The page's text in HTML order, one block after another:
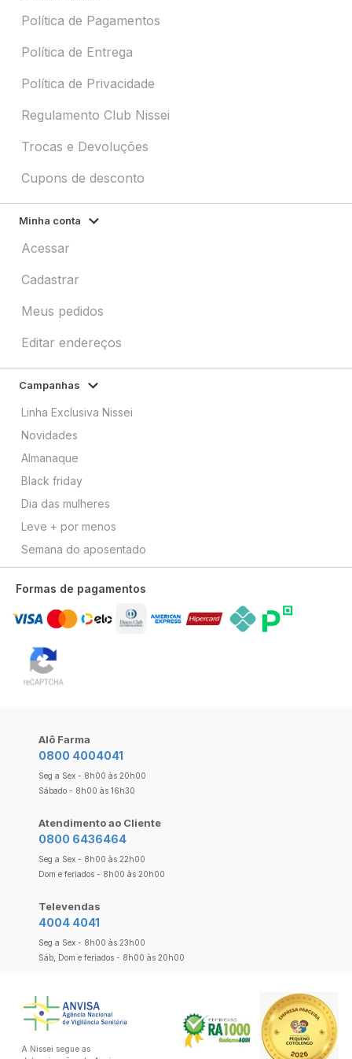
Política de Pagamentos
Política de Entrega
Política de Privacidade
Regulamento Club Nissei
Trocas e Devoluções
Cupons de desconto
Minha conta
Acessar
Cadastrar
Meus pedidos
Editar endereços
Campanhas
Linha Exclusiva Nissei
Novidades
Almanaque
Black friday
Dia das mulheres
Leve + por menos
Semana do aposentado
Formas de pagamentos
Alô Farma
0800 4004041
Seg a Sex - 8h00 às 20h00
Sábado - 8h00 às 16h30
Atendimento ao Cliente
0800 6436464
Seg a Sex - 8h00 às 22h00
Dom e feriados - 8h00 às 20h00
Televendas
4004 4041
Seg a Sex - 8h00 às 23h00
Sáb, Dom e feriados - 8h00 às 20h00
A Nissei segue as